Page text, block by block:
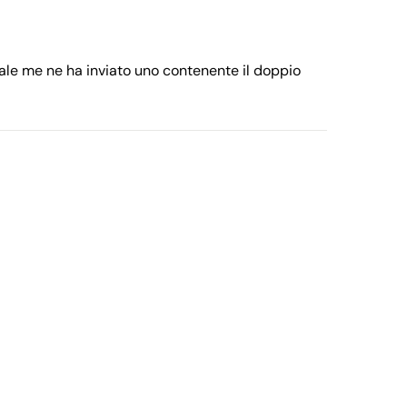
me ne ha inviato uno contenente il doppio